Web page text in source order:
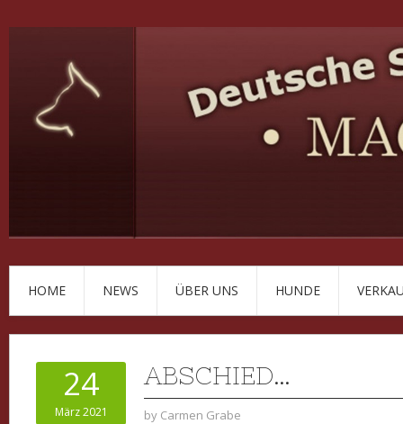
HOME NEWS ÜBER UNS HUNDE
24
März 2021
ABSCHIED…
by Carmen Grabe